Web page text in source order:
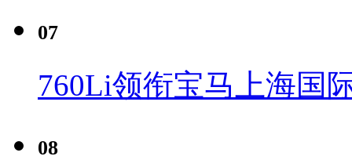
07
760Li领衔宝马上海国
08